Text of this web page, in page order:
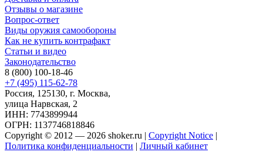
Отзывы о магазине
Вопрос-ответ
Виды оружия самообороны
Как не купить контрафакт
Статьи и видео
Законодательство
8 (800) 100-18-46
+7 (495) 115-62-78
Россия, 125130, г. Москва,
улица Нарвская, 2
ИНН: 7743899944
ОГРН: 1137746818846
Copyright © 2012 — 2026 shoker.ru | Copyright Notice |
Политика конфиденциальности | Личный кабинет